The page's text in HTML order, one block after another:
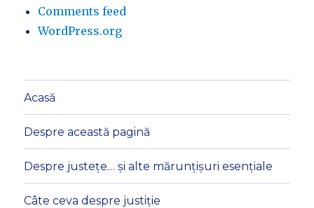
Comments feed
WordPress.org
Acasă
Despre această pagină
Despre justețe… și alte mărunțișuri esențiale
Câte ceva despre justiție